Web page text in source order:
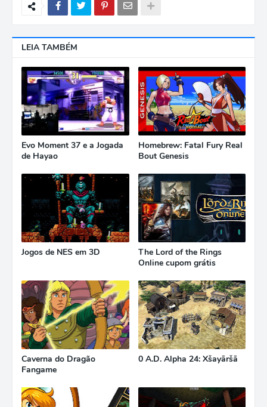
LEIA TAMBÉM
Evo Moment 37 e a Jogada
de Hayao
Homebrew: Fatal Fury Real
Bout Genesis
Jogos de NES em 3D
The Lord of the Rings
Online cupom grátis
Caverna do Dragão
Fangame
0 A.D. Alpha 24: Xšayāršā